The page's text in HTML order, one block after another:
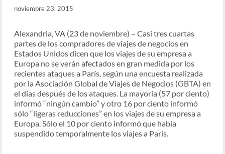
noviembre 23, 2015
Alexandria, VA (23 de noviembre) – Casi tres cuartas
partes de los compradores de viajes de negocios en
Estados Unidos dicen que los viajes de su empresa a
Europa no se verán afectados en gran medida por los
recientes ataques a París, según una encuesta realizada
por la Asociación Global de Viajes de Negocios (GBTA) en
el días después de los ataques. La mayoría (57 por ciento)
informó “ningún cambio” y otro 16 por ciento informó
sólo “ligeras reducciones” en los viajes de su empresa a
Europa. Sólo el 10 por ciento informó que había
suspendido temporalmente los viajes a París.